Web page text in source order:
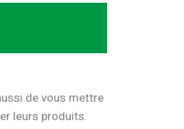
de vous mettre
leurs produits.